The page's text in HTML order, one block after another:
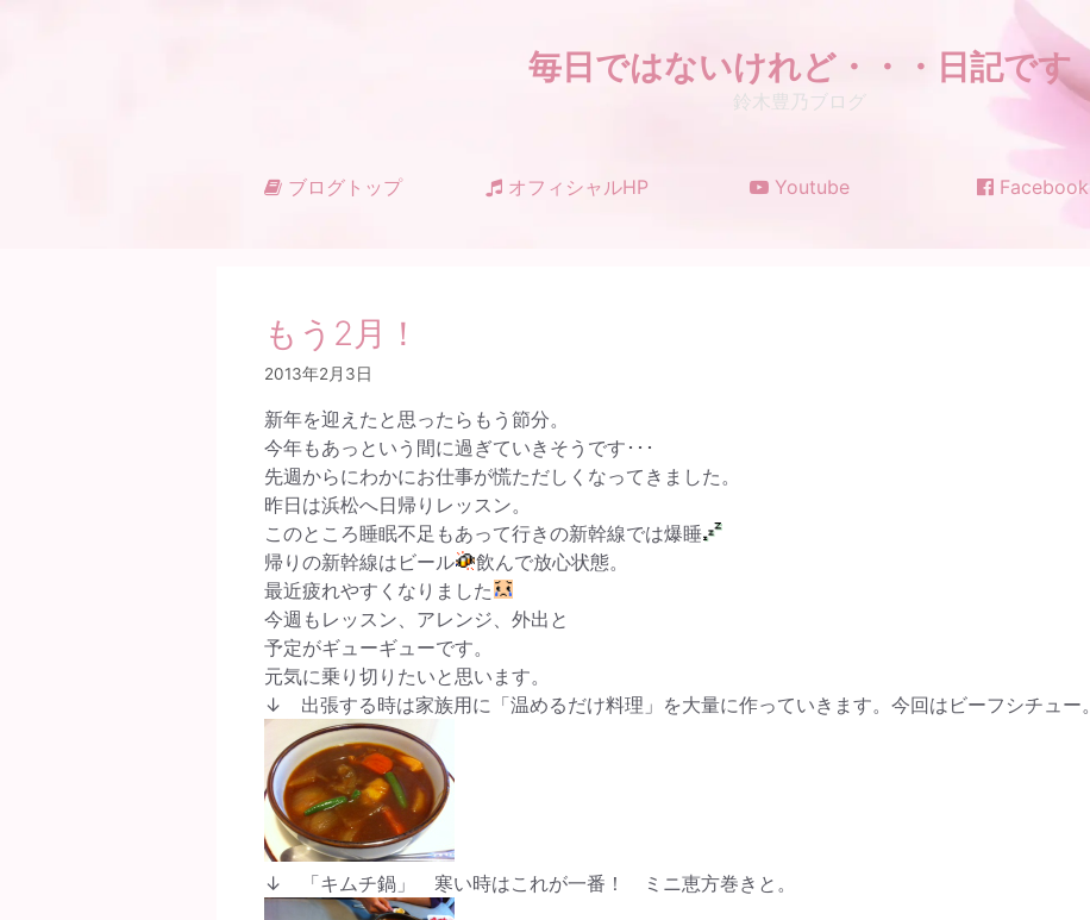
毎日ではないけれど・・・日記です
鈴木豊乃ブログ
ブログトップ オフィシャルHP Youtube Facebook
もう2月！
2013年2月3日
新年を迎えたと思ったらもう節分。
今年もあっという間に過ぎていきそうです･･･
先週からにわかにお仕事が慌ただしくなってきました。
昨日は浜松へ日帰りレッスン。
このところ睡眠不足もあって行きの新幹線では爆睡
帰りの新幹線はビール
飲んで放心状態。
最近疲れやすくなりました
今週もレッスン、アレンジ、外出と
予定がギューギューです。
元気に乗り切りたいと思います。
↓ 出張する時は家族用に「温めるだけ料理」を大量に作っていきます。今回はビーフシチュー。
↓ 「キムチ鍋」 寒い時はこれが一番！ ミニ恵方巻きと。